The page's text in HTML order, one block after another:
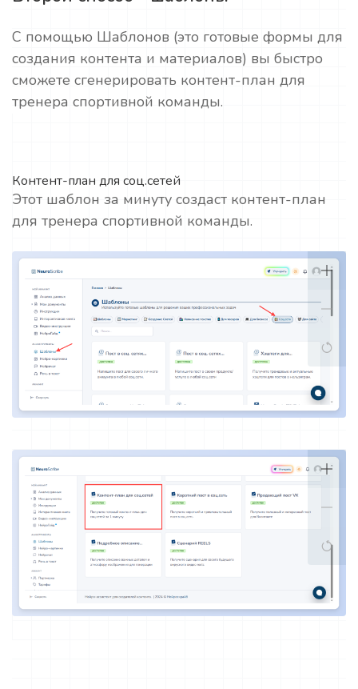
С помощью Шаблонов (это готовые формы для
создания контента и материалов) вы быстро
сможете сгенерировать контент-план для
тренера спортивной команды.
Контент-план для соц.сетей
Этот шаблон за минуту создаст контент-план
для тренера спортивной команды.